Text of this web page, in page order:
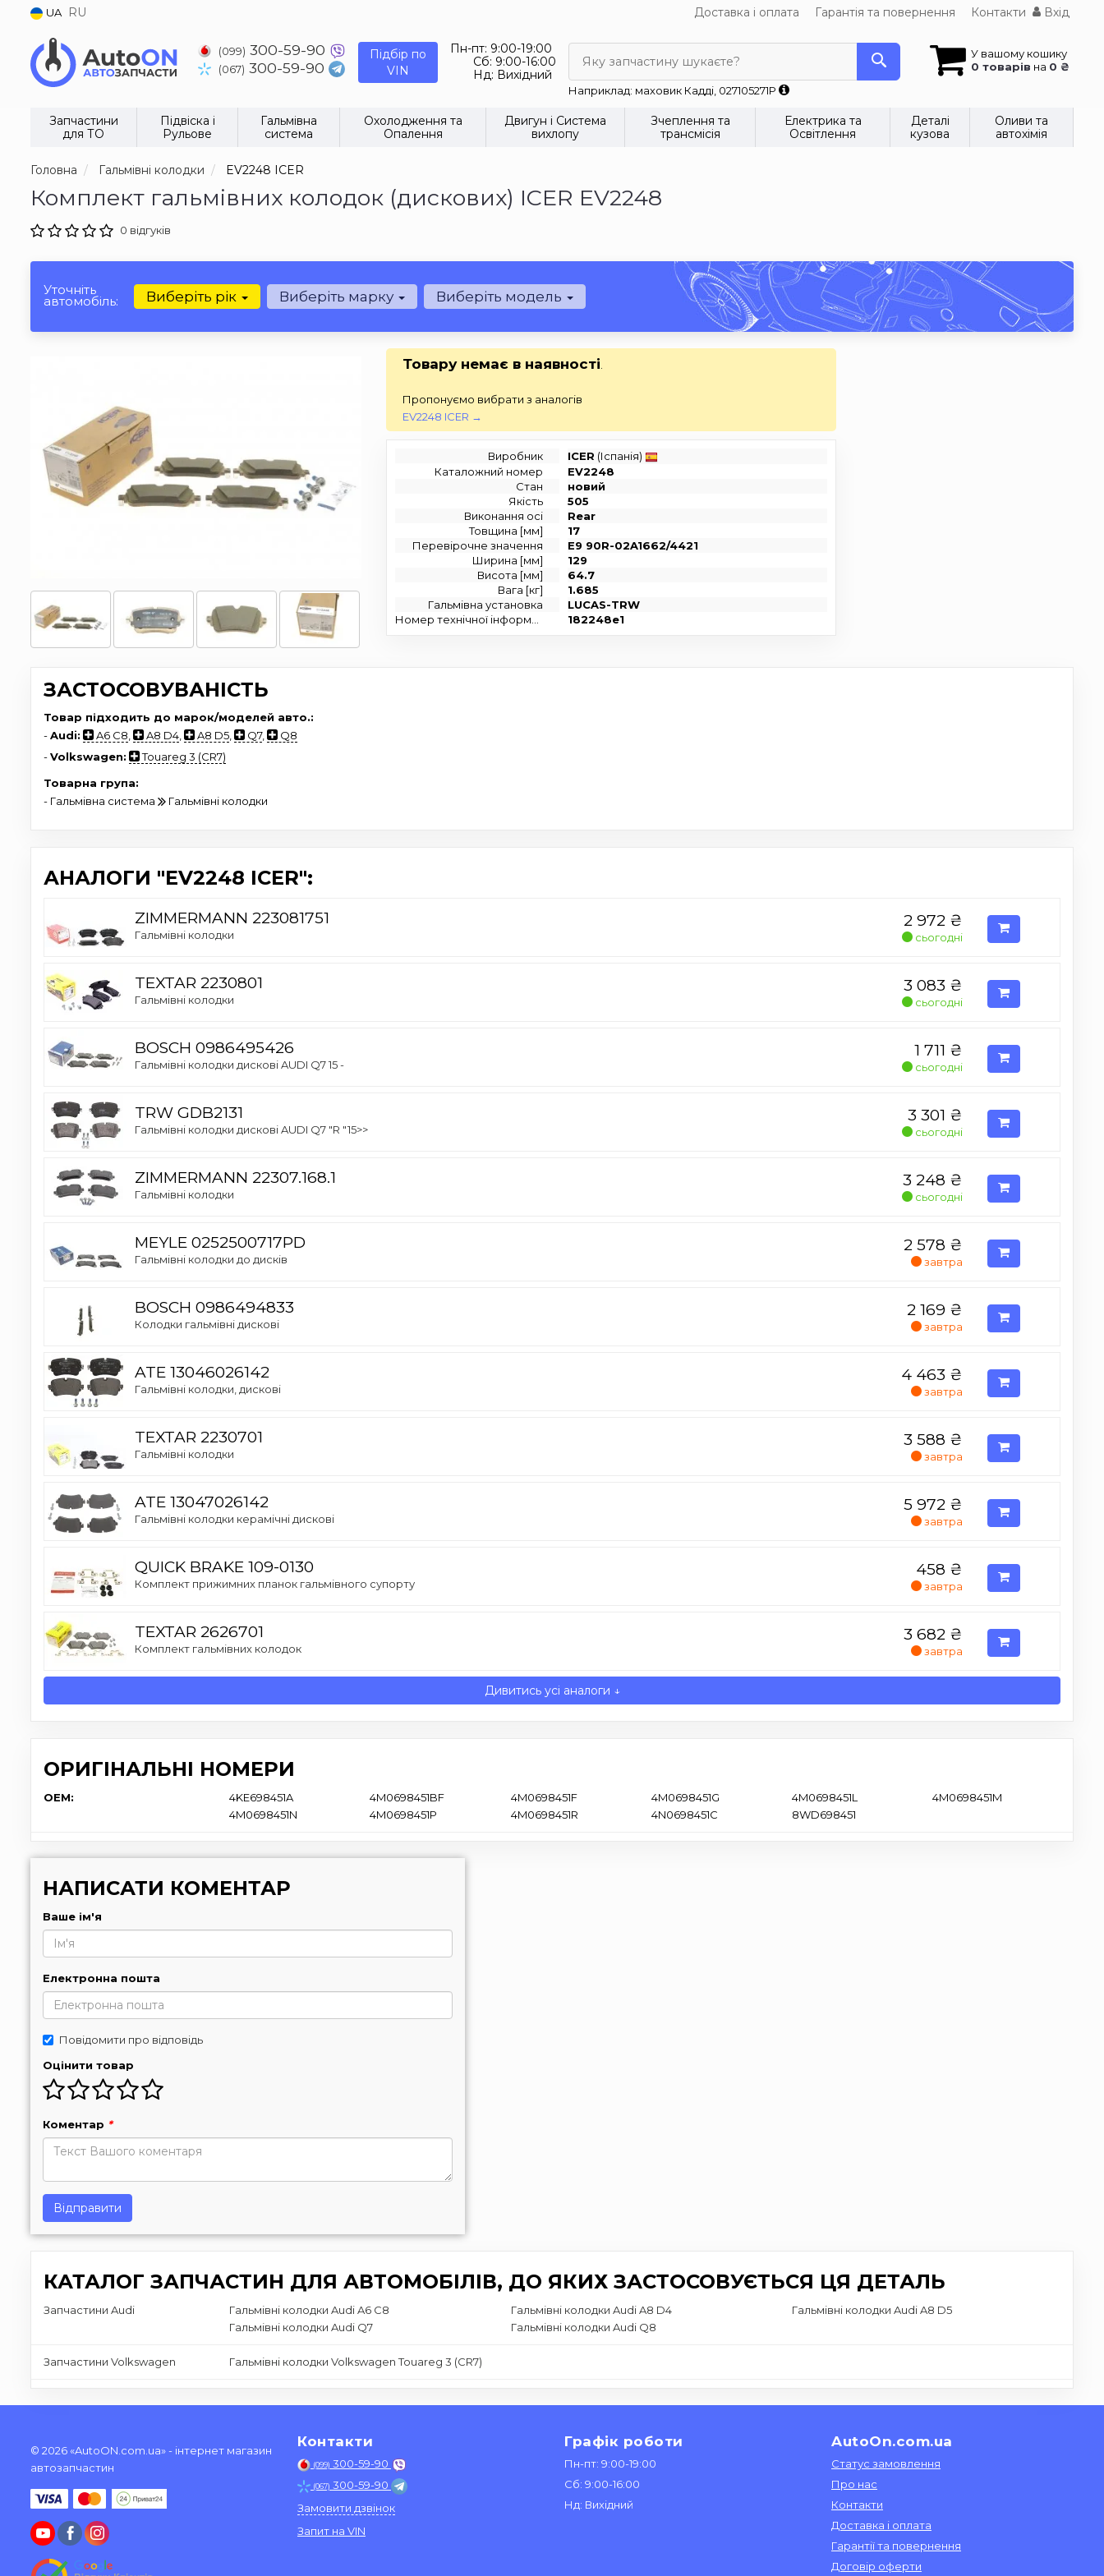
UA RU Доставка і оплата Гарантія та повернення Контакти Вхід
(099) 300-59-90
(067) 300-59-90
Підбір по
VIN
Пн-пт: 9:00-19:00
Сб: 9:00-16:00
Нд: Вихідний
У вашому кошику
0 товарів на 0 ₴
Яку запчастину шукаєте?
Наприклад: маховик Кадді, 027105271P
Запчастини
для ТО
Підвіска і
Рульове
Гальмівна
система
Охолодження та
Опалення
Двигун і Система
вихлопу
Зчеплення та
трансмісія
Електрика та
Освітлення
Деталі
кузова
Оливи та
автохімія
Головна Гальмівні колодки EV2248 ICER
Комплект гальмівних колодок (дискових) ICER EV2248
0 відгуків
Уточніть
автомобіль: Виберіть рік Виберіть марку Виберіть модель
Товару немає в наявності
Пропонуємо вибрати з аналогів
EV2248 ICER →
Виробник ICER (Іспанія)
Каталожний номер
EV2248
Стан
новий
Якість
505
Виконання осі
Rear
Товщина [мм]
17
Перевірочне значення
E9 90R-02A1662/4421
Ширина [мм]
129
Висота [мм]
64.7
Вага [кг]
1.685
Гальмівна установка
LUCAS-TRW
182248e1
ЗАСТОСОВУВАНІСТЬ
Товар підходить до марок/моделей авто.:
-Audi: A6 C8 A8 D4 A8 D5 Q7,
Q8
-Volkswagen:
Touareg 3 (CR7)
Товарна група:
- Гальмівна система
Гальмівні колодки
АНАЛОГИ "EV2248 ICER":
ZIMMERMANN 223081751
Гальмівні колодки
2 972 ₴
сьогодні
TEXTAR 2230801
Гальмівні колодки
3 083 ₴
сьогодні
BOSCH 0986495426
Гальмівні колодки дискові AUDI Q7 15 -
1 711 ₴
сьогодні
TRW GDB2131
Гальмівні колодки дискові AUDI Q7 "R "15>>
3 301 ₴
сьогодні
ZIMMERMANN 22307.168.1
Гальмівні колодки
3 248 ₴
сьогодні
MEYLE 0252500717PD
Гальмівні колодки до дисків
2 578 ₴
завтра
BOSCH 0986494833
Колодки гальмівні дискові
2 169 ₴
завтра
ATE 13046026142
Гальмівні колодки, дискові
4 463 ₴
завтра
TEXTAR 2230701
Гальмівні колодки
3 588 ₴
завтра
ATE 13047026142
Гальмівні колодки керамічні дискові
5 972 ₴
завтра
QUICK BRAKE 109-0130
Комплект прижимних планок гальмівного супорту
458 ₴
завтра
TEXTAR 2626701
Комплект гальмівних колодок
3 682 ₴
завтра
Дивитись усі аналоги ↓
ОРИГІНАЛЬНІ НОМЕРИ
OEM: 4KE698451A 4M0698451BF 4M0698451F 4M0698451G 4M0698451L
4M0698451M
4M0698451N
4M0698451P 4M0698451R 4N0698451C 8WD698451
НАПИСАТИ КОМЕНТАР
Ваше ім'я
Електронна пошта
Повідомити про відповідь
Оцінити товар
Коментар *
Відправити
КАТАЛОГ ЗАПЧАСТИН ДЛЯ АВТОМОБІЛІВ, ДО ЯКИХ ЗАСТОСОВУЄТЬСЯ ЦЯ ДЕТАЛЬ
Запчастини Audi Гальмівні колодки Audi A6 C8 Гальмівні колодки Audi A8 D4
Гальмівні колодки Audi A8 D5
Гальмівні колодки Audi Q7
Гальмівні колодки Audi Q8
Запчастини Volkswagen Гальмівні колодки Volkswagen Touareg 3 (CR7)
© 2026 «AutoON.com.ua» - інтернет магазин
автозапчастин
Контакти
(099) 300-59-90
(067) 300-59-90
Замовити дзвінок
Запит на VIN
Графік роботи
Пн-пт: 9:00-19:00
Сб: 9:00-16:00
Нд: Вихідний
AutoOn.com.ua
Статус замовлення
Про нас
Контакти
Доставка і оплата
Гарантії та повернення
Договір оферти